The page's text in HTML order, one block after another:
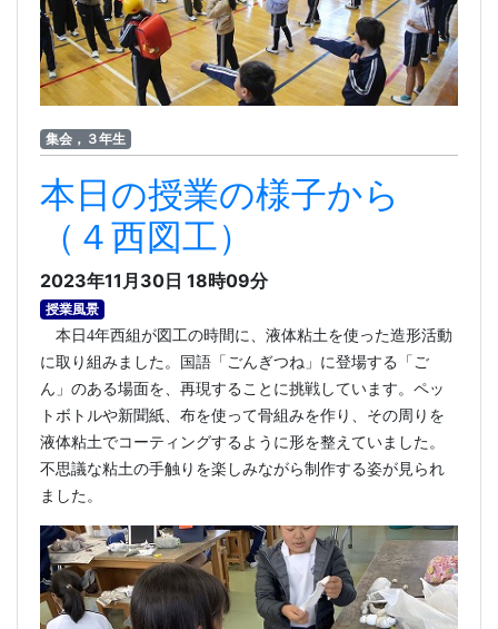
集会，３年生
本日の授業の様子から
（４西図工）
2023年11月30日 18時09分
授業風景
本日 4年西組が図工の時間に、液体粘土を使った造形活動
に取り組みました。国語「ごんぎつね」に登場する「ご
ん」のある場面を、再現することに挑戦しています。ペッ
トボトルや新聞紙、布を使って骨組みを作り、その周りを
液体粘土でコーティングするように形を整えていました。
不思議な粘土の手触りを楽しみながら制作する姿が見られ
ました。